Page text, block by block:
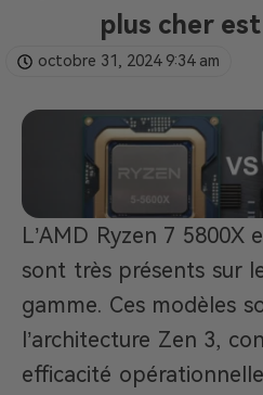
plus cher
octobre 31, 2024 9:34 am
L’AMD Ryzen 7 5800X
sont très présents sur
gamme. Ces modèles
l’architecture Zen 3,
efficacité